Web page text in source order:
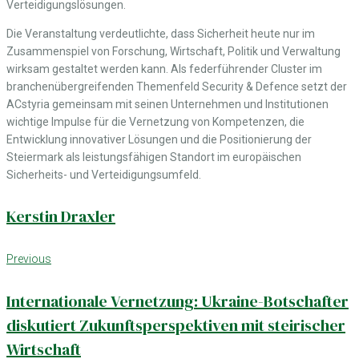
Verteidigungslösungen.
Die Veranstaltung verdeutlichte, dass Sicherheit heute nur im
Zusammenspiel von Forschung, Wirtschaft, Politik und Verwaltung
wirksam gestaltet werden kann. Als federführender Cluster im
branchenübergreifenden Themenfeld Security & Defence setzt der
ACstyria gemeinsam mit seinen Unternehmen und Institutionen
wichtige Impulse für die Vernetzung von Kompetenzen, die
Entwicklung innovativer Lösungen und die Positionierung der
Steiermark als leistungsfähigen Standort im europäischen
Sicherheits- und Verteidigungsumfeld.
Kerstin Draxler
Beitrags-
Navigation
Previous
Previous
Internationale Vernetzung: Ukraine-Botschafter
diskutiert Zukunftsperspektiven mit steirischer
Wirtschaft